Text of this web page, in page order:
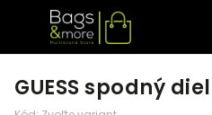
GUESS spodný